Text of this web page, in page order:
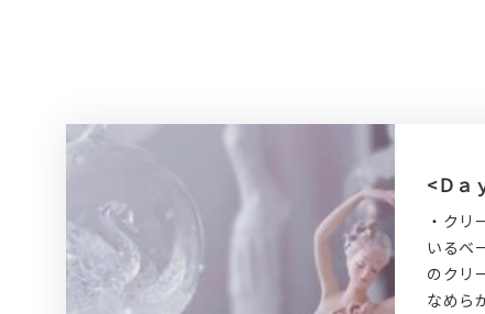
<Ｄａ
・ク
いるベ
のクリ
なめら